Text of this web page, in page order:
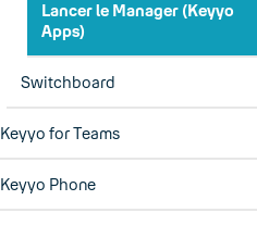
Lancer le Manager (Keyyo
Apps)
Switchboard
Keyyo for Teams
Keyyo Phone